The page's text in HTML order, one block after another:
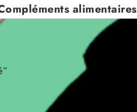
alimentaires